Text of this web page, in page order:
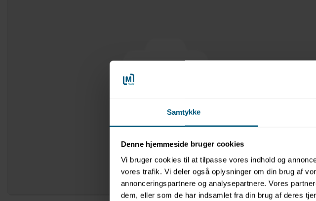
Samtykke
Denne hjemmeside bruger cookies
Vi bruger cookies til at tilpasse vores indhold og
vores trafik. Vi deler også oplysninger om din brug af
annonceringspartnere og analysepartnere. Vores
dem, eller som de har indsamlet fra din brug af deres